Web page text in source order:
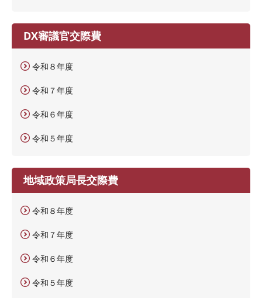
DX審議官交際費
令和８年度
令和７年度
令和６年度
令和５年度
地域政策局長交際費
令和８年度
令和７年度
令和６年度
令和５年度